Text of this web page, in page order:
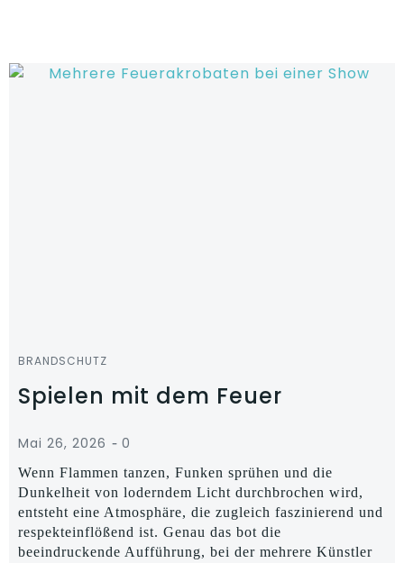
BRANDSCHUTZ
Spielen mit dem Feuer
Mai 26, 2026 - 0
Wenn Flammen tanzen, Funken sprühen und die
Dunkelheit von loderndem Licht durchbrochen wird,
entsteht eine Atmosphäre, die zugleich faszinierend und
respekteinflößend ist. Genau das bot die
beeindruckende Aufführung, bei der mehrere Künstler